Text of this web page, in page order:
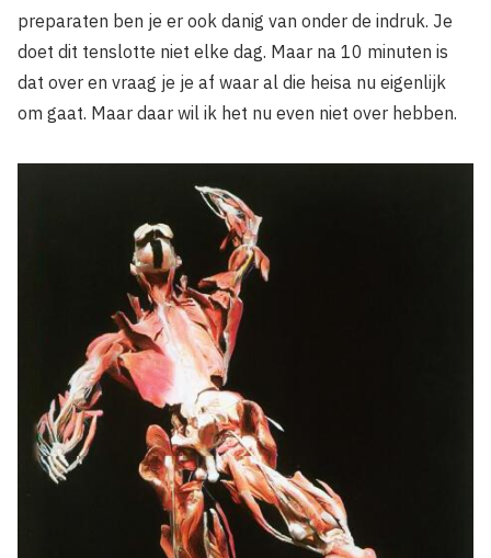
preparaten ben je er ook danig van onder de indruk. Je
doet dit tenslotte niet elke dag. Maar na 10 minuten is
dat over en vraag je je af waar al die heisa nu eigenlijk
om gaat. Maar daar wil ik het nu even niet over hebben.